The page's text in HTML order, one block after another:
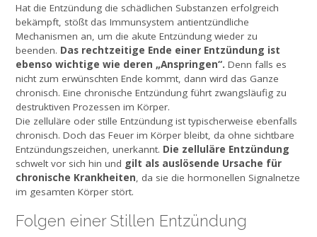
Hat die Entzündung die schädlichen Substanzen erfolgreich
bekämpft, stößt das Immunsystem antientzündliche
Mechanismen an, um die akute Entzündung wieder zu
beenden. Das rechtzeitige Ende einer Entzündung ist
ebenso wichtige wie deren „Anspringen“. Denn falls es
nicht zum erwünschten Ende kommt, dann wird das Ganze
chronisch. Eine chronische Entzündung führt zwangsläufig zu
destruktiven Prozessen im Körper.
Die zelluläre oder stille Entzündung ist typischerweise ebenfalls
chronisch. Doch das Feuer im Körper bleibt, da ohne sichtbare
Entzündungszeichen, unerkannt. Die zelluläre Entzündung
schwelt vor sich hin und gilt als auslösende Ursache für
chronische Krankheiten , da sie die hormonellen Signalnetze
im gesamten Körper stört.
Folgen einer Stillen Entzündung